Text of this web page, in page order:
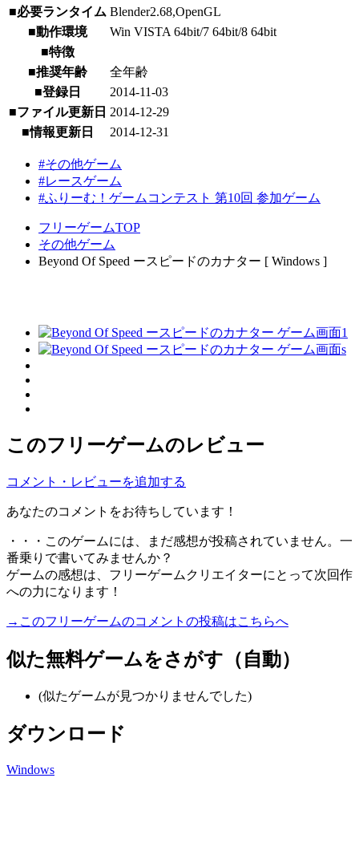
■必要ランタイム Blender2.68,OpenGL
■動作環境
Win VISTA 64bit/7 64bit/8 64bit
■特徴
■推奨年齢
全年齢
■登録日
2014-11-03
■ファイル更新日 2014-12-29
■情報更新日
2014-12-31
#その他ゲーム
#レースゲーム
#ふりーむ！ゲームコンテスト 第10回 参加ゲーム
フリーゲームTOP
その他ゲーム
Beyond Of Speed ースピードのカナター [ Windows ]
このフリーゲームのレビュー
コメント・レビューを追加する
あなたのコメントをお待ちしています！
・・・このゲームには、まだ感想が投稿されていません。一
番乗りで書いてみませんか？
ゲームの感想は、フリーゲームクリエイターにとって次回作
への力になります！
→このフリーゲームのコメントの投稿はこちらへ
似た無料ゲームをさがす（自動）
(似たゲームが見つかりませんでした)
ダウンロード
Windows